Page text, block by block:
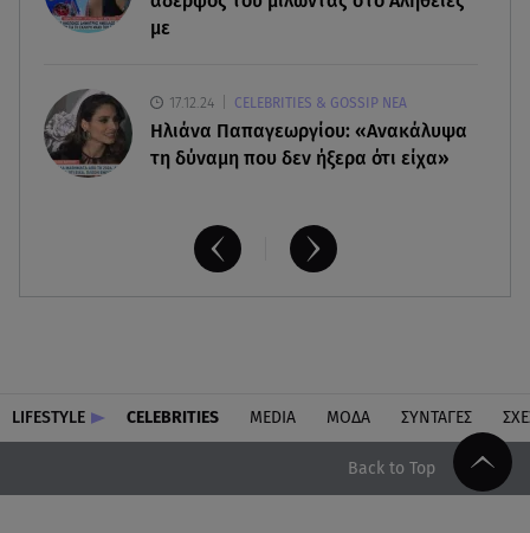
με
17.12.24 CELEBRITIES & GOSSIP ΝΕΑ
Ηλιάνα Παπαγεωργίου: «Ανακάλυψα
τη δύναμη που δεν ήξερα ότι είχα»
LIFESTYLE CELEBRITIES MEDIA ΜΟΔΑ ΣΥΝΤΑΓΕΣ
Back to Top